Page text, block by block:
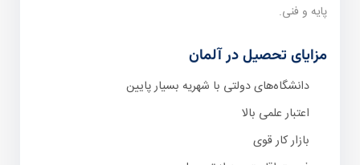
پایه و فنی.
مزایای تحصیل در آلمان
دانشگاه‌های دولتی با شهریه بسیار پایین
اعتبار علمی بالا
بازار کار قوی